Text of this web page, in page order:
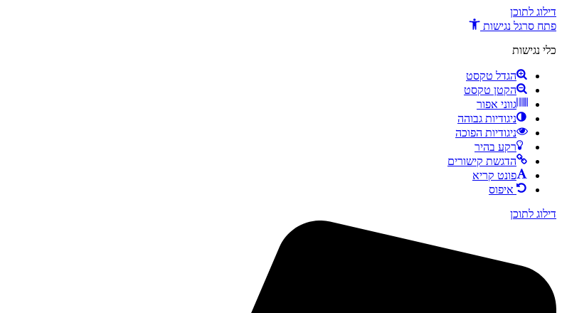
דילוג לתוכן
פתח סרגל נגישות
כלי נגישות
הגדל טקסט
הקטן טקסט
גווני אפור
ניגודיות גבוהה
ניגודיות הפוכה
רקע בהיר
הדגשת קישורים
פונט קריא
איפוס
דילוג לתוכן